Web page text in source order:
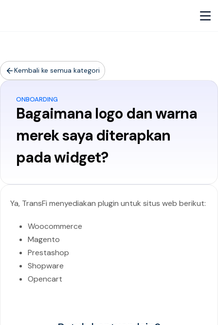
Kembali ke semua kategori
ONBOARDING
Bagaimana logo dan warna
merek saya diterapkan
pada widget?
Ya, TransFi menyediakan plugin untuk situs web berikut:
Woocommerce
Magento
Prestashop
Shopware
Opencart